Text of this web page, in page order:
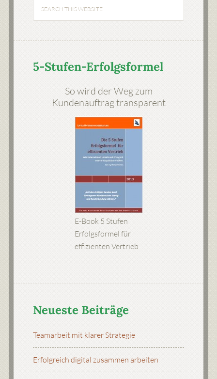
5-Stufen-Erfolgsformel
So wird der Weg zum
Kundenauftrag transparent
E-Book 5 Stufen
Erfolgsformel für
effizienten Vertrieb
Neueste Beiträge
Teamarbeit mit klarer Strategie
Erfolgreich digital zusammen arbeiten